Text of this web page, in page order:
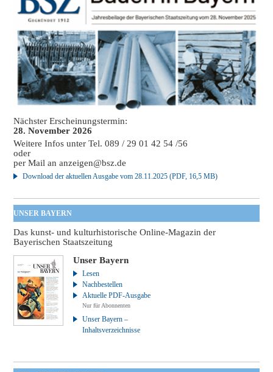
Nächster Erscheinungstermin:
28. November 2026
Weitere Infos unter Tel. 089 / 29 01 42 54 /56
oder
per Mail ananzeigen@bsz.de
Download der aktuellen Ausgabe vom 28.11.2025 (PDF, 16,5 MB)
UNSER BAYERN
Das kunst- und kulturhistorische Online-Magazin der
Bayerischen Staatszeitung
Unser Bayern
Lesen
Nachbestellen
Aktuelle PDF-Ausgabe
Nur für Abonnenten
Unser Bayern –
Inhaltsverzeichnisse